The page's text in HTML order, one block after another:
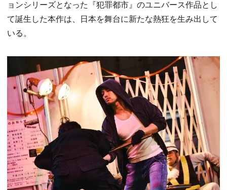
ョンシリーズとなった『犯罪都市』のユニバース作品とし
て誕生した本作は、日本を舞台に新たな熱狂を生み出して
いる。